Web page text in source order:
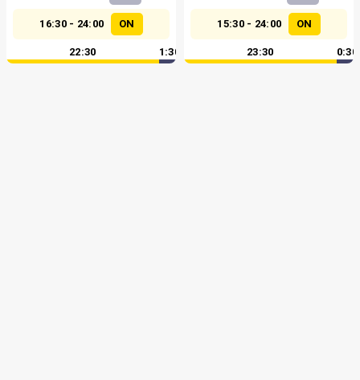
16:30 - 24:00 ON
22:30 1:30
15:30 - 24:00 ON
23:30 0:30